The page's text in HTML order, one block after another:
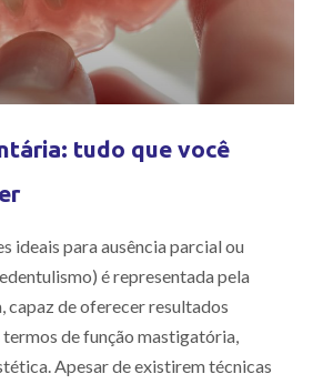
tudo que você
ideais para ausência parcial ou
é representada pela
capaz de oferecer resultados
de função mastigatória,
Apesar de existirem técnicas